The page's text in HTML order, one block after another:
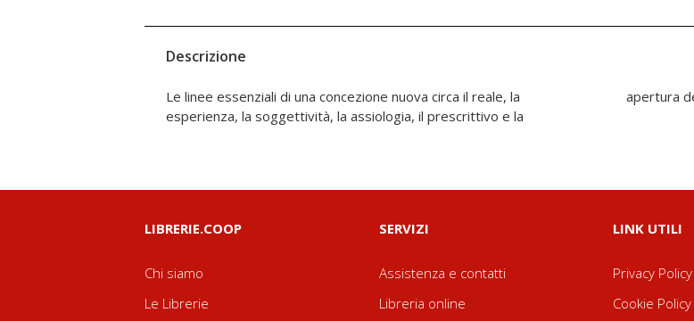
Descrizione
Le linee essenziali di una concezione nuova circa il reale, la
esperienza, la soggettività, la assiologia, il prescrittivo e la
apertura
LIBRERIE.COOP
Chi siamo
Le Librerie
SERVIZI
Assistenza e contatti
Libreria online
LINK UTILI
Privacy Policy
Cookie Policy